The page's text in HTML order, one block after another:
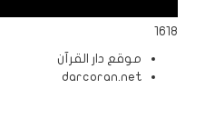
1618
موقع دار القرآن
darcoran.net